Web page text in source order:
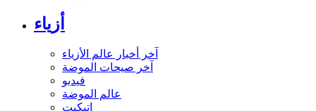
أزياء
آخر أخبار عالم الأزياء
آخر صيحات الموضة
فيديو
عالم الموضة
إتيكيت